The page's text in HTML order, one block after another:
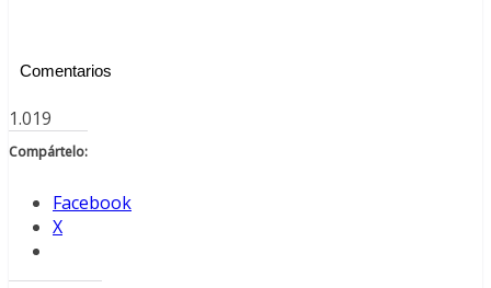
Comentarios
1.019
Compártelo:
Facebook
X